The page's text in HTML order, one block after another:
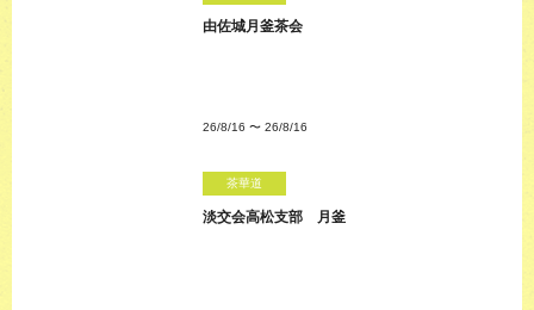
由佐城月釜茶会
26/8/16 〜 26/8/16
茶華道
淡交会高松支部 月釜